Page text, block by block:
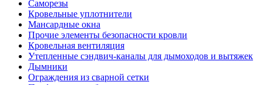
Саморезы
Кровельные уплотнители
Мансардные окна
Прочие элементы безопасности кровли
Кровельная вентиляция
Утепленные сэндвич-каналы для дымоходов и вытяжек
Дымники
Ограждения из сварной сетки